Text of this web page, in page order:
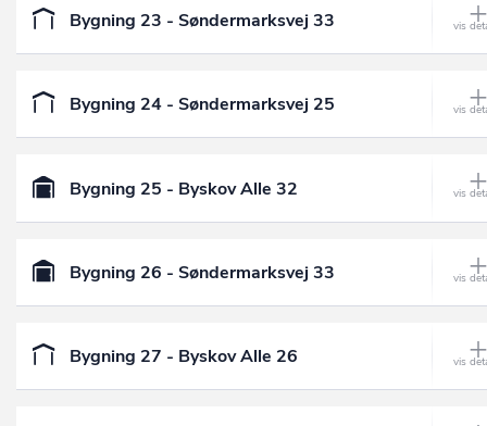
Bygning 23 - Søndermarksvej 33
Bygning 24 - Søndermarksvej 25
Bygning 25 - Byskov Alle 32
Bygning 26 - Søndermarksvej 33
Bygning 27 - Byskov Alle 26